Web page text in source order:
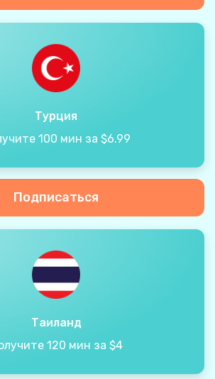
Турция
100 мин за $6.99
Подписаться
Таиланд
120 мин за $4